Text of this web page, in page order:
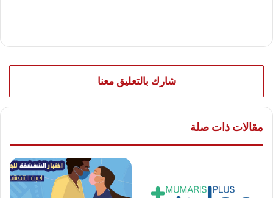
شارك بالتعليق معنا
مقالات ذات صلة